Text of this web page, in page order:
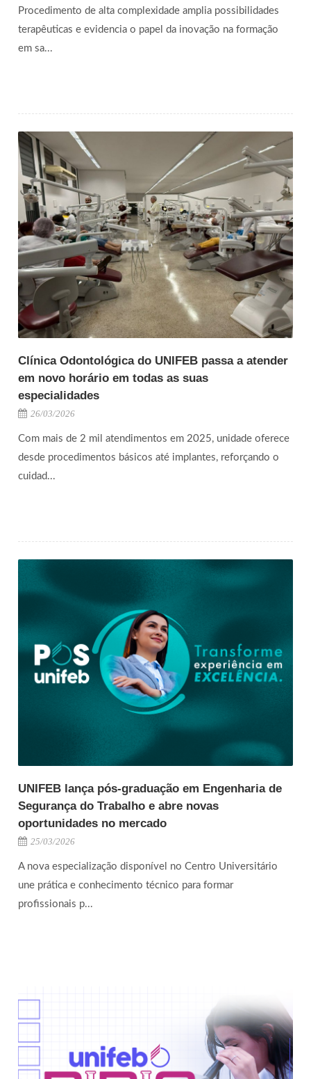
Procedimento de alta complexidade amplia possibilidades
terapêuticas e evidencia o papel da inovação na formação
em sa...
Clínica Odontológica do UNIFEB passa a atender
em novo horário em todas as suas
especialidades
26/03/2026
Com mais de 2 mil atendimentos em 2025, unidade oferece
desde procedimentos básicos até implantes, reforçando o
cuidad...
UNIFEB lança pós-graduação em Engenharia de
Segurança do Trabalho e abre novas
oportunidades no mercado
25/03/2026
A nova especialização disponível no Centro Universitário
une prática e conhecimento técnico para formar
profissionais p...